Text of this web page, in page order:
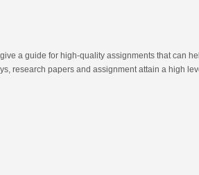
a guide for high-quality assignments that can
research papers and assignment attain a high